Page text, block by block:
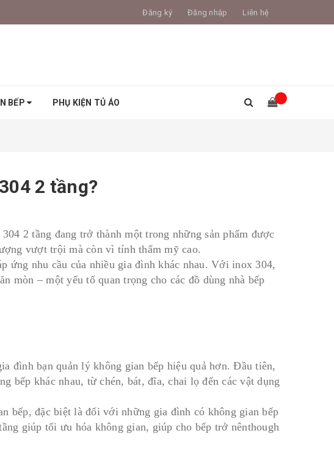
Đăng ký Đăng nhập Liên hệ
BẾP PHỤ KIỆN TỦ ÁO
2 tầng?
2 tầng đang trở thành một trong những sản phẩm được
vượt trội mà còn vì tính thẩm mỹ cao.
ứng nhu cầu của nhiều gia đình khác nhau. Với inox 304,
mòn – một yếu tố quan trọng cho các đồ dùng nhà bếp
đình bạn quản lý không gian bếp hiệu quả hơn. Đầu tiên,
bếp khác nhau, từ chén, bát, đĩa, chai lọ đến các vật dụng
bếp, đặc biệt là đối với những gia đình có không gian bếp
giúp tối ưu hóa không gian, giúp cho bếp trở nênthough